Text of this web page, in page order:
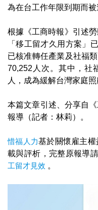
為在台工作年限到期而被
根據《工商時報》引述
「移工留才久用方案」
已核准轉任產業及社福
70,252人次。其中，社
人，成為緩解台灣家庭
本篇文章引述、分享自
報導（記者：林莉）。
​惜福人力基於關懷雇主
載與評析，完整原報導請
工留才見效 。